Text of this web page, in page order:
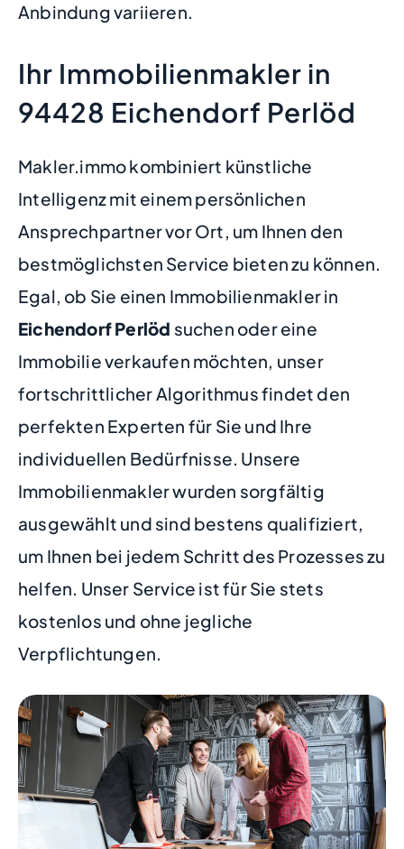
Anbindung variieren.
Ihr Immobilienmakler in
94428 Eichendorf Perlöd
Makler.immo kombiniert künstliche
Intelligenz mit einem persönlichen
Ansprechpartner vor Ort, um Ihnen den
bestmöglichsten Service bieten zu können.
Egal, ob Sie einen Immobilienmakler in
Eichendorf Perlöd suchen oder eine
Immobilie verkaufen möchten, unser
fortschrittlicher Algorithmus findet den
perfekten Experten für Sie und Ihre
individuellen Bedürfnisse. Unsere
Immobilienmakler wurden sorgfältig
ausgewählt und sind bestens qualifiziert,
um Ihnen bei jedem Schritt des Prozesses zu
helfen. Unser Service ist für Sie stets
kostenlos und ohne jegliche
Verpflichtungen.